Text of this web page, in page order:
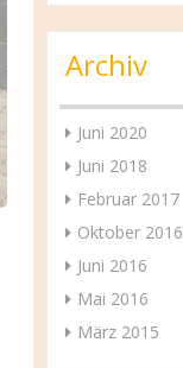
Archiv
Juni 2020
Juni 2018
Februar 2017
Oktober 2016
Juni 2016
Mai 2016
März 2015